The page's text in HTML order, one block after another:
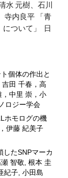
水 元樹、石川
寺内良平 「青
について 」
日
個体の作出と
田 千春，高
中里 崇，小
ロジー学会
ホモログの機
伊藤 紀美子
したSNPマーカ
智敬, 根本 圭
紀子, 小田島